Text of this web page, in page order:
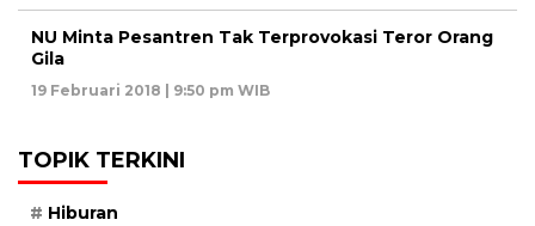
NU Minta Pesantren Tak Terprovokasi Teror Orang
Gila
19 Februari 2018 | 9:50 pm WIB
TOPIK TERKINI
Hiburan